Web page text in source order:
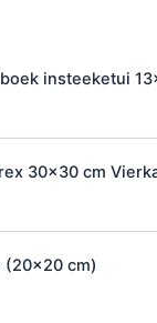
insteeketui
30x30 cm
(20x20 cm)